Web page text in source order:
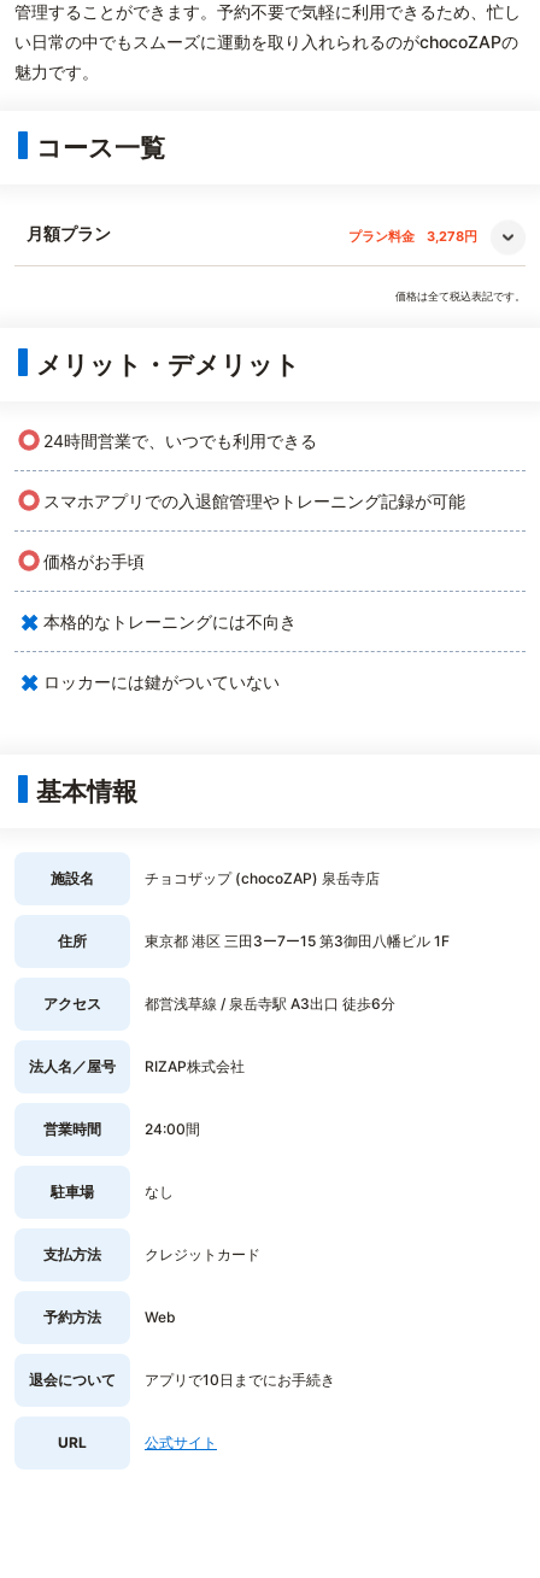
管理することができます。予約不要で気軽に利用できるため、忙し
い日常の中でもスムーズに運動を取り入れられるのがchocoZAPの
魅力です。
コース一覧
月額プラン プラン料金 3,278円
価格は全て税込表記です。
メリット・デメリット
○ 24時間営業で、いつでも利用できる
○ スマホアプリでの入退館管理やトレーニング記録が可能
○価格がお手頃
× 本格的なトレーニングには不向き
× ロッカーには鍵がついていない
基本情報
施設名 チョコザップ (chocoZAP) 泉岳寺店
住所 東京都 港区 三田3ー7ー15 第3御田八幡ビル 1F
アクセス 都営浅草線 / 泉岳寺駅 A3出口 徒歩6分
法人名／屋号 RIZAP株式会社
営業時間 24:00間
駐車場 なし
支払方法 クレジットカード
予約方法 Web
退会について アプリで10日までにお手続き
URL 公式サイト